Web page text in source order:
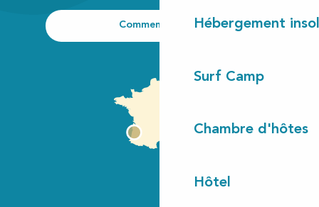
Hébergement
Surf Camp
Chambre d'hôtes
Hôtel
Comment venir ?